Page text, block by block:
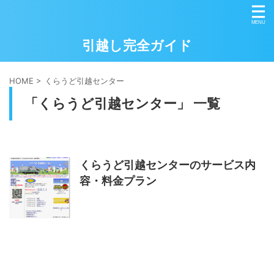
引越し完全ガイド
HOME > くらうど引越センター
「くらうど引越センター」 一覧
くらうど引越センターのサービス内
容・料金プラン